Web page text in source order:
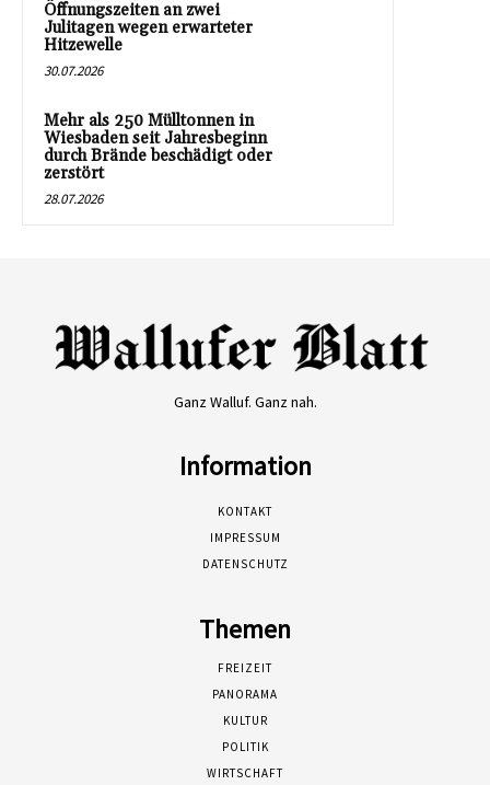
Öffnungszeiten an zwei
Julitagen wegen erwarteter
Hitzewelle
30.07.2026
Mehr als 250 Mülltonnen in
Wiesbaden seit Jahresbeginn
durch Brände beschädigt oder
zerstört
28.07.2026
Ganz Walluf. Ganz nah.
Information
KONTAKT
IMPRESSUM
DATENSCHUTZ
Themen
FREIZEIT
PANORAMA
KULTUR
POLITIK
WIRTSCHAFT